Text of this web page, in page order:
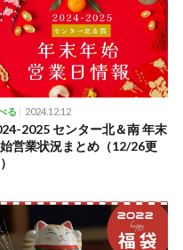
る 2024.12.12
2025 センター北＆南 年末
営業状況まとめ（12/26更